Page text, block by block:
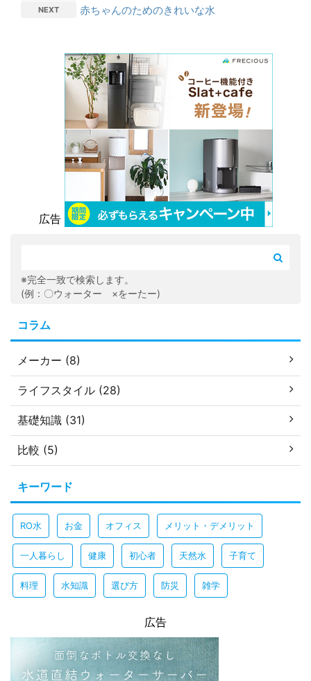
NEXT 赤ちゃんのためのきれいな水
広告
※完全一致で検索します。
(例：〇ウォーター ×をーたー)
コラム
メーカー (8)
ライフスタイル (28)
基礎知識 (31)
比較 (5)
キーワード
RO水 お金 オフィス メリット・デメリット
一人暮らし 健康 初心者 天然水 子育て
料理 水知識 選び方 防災 雑学
広告